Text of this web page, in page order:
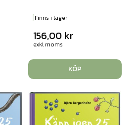
Finns i lager
156,00 kr
exkl moms
KÖP